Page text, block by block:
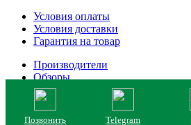
Условия оплаты
Условия доставки
Гарантия на товар
Производители
Обзоры
Позвонить Telegram